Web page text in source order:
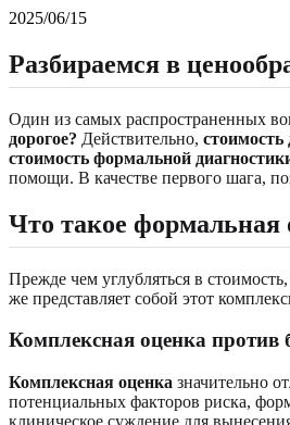
2025/06/15
Разбираемся в
Один из самых распространенных
дорогое? Действительно, стоимость
стоимость формальной
помощи. В качестве первого шага,
Что такое формальная
Прежде чем углубляться в
же представляет собой этот
Комплексная оценка
Комплексная оценка значительно
потенциальных факторов риска,
клиническое суждение для